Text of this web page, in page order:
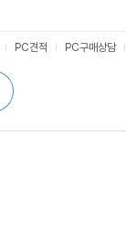
PC견적 PC구매상담